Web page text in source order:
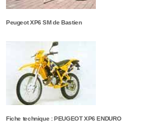
Peugeot XP6 SM de Bastien
Fiche technique : PEUGEOT XP6 ENDURO